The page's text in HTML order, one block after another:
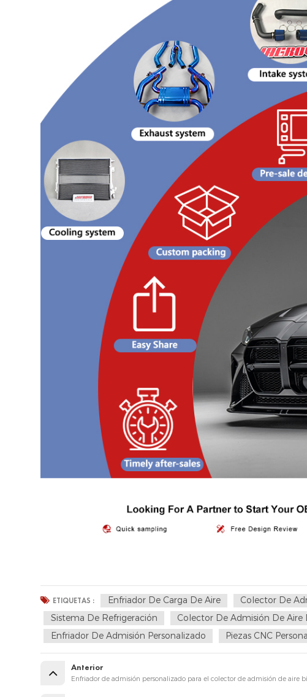
ETIQUETAS : Enfriador De Carga De Aire
Colector De
Sistema De Refrigeración
Colector De Admisión De Aire
Enfriador De Admisión Personalizado
Piezas CNC
Anterior
Enfriador de admisión personalizado para el colector de admisión de aire